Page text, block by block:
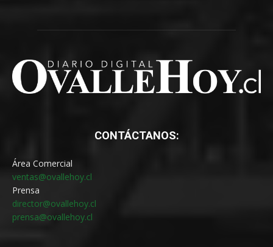
CONTÁCTANOS:
Área Comercial
ventas@ovallehoy.cl
Prensa
director@ovallehoy.cl
prensa@ovallehoy.cl